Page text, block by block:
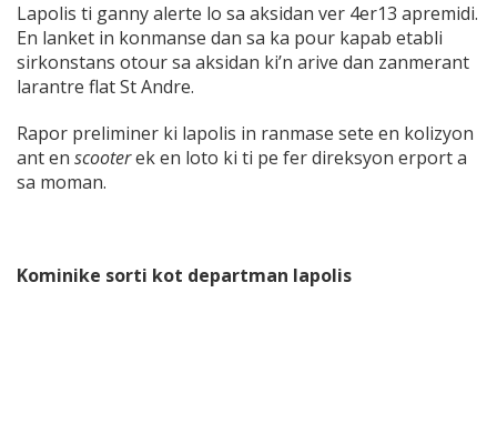
Lapolis ti ganny alerte lo sa aksidan ver 4er13 apremidi.
En lanket in konmanse dan sa ka pour kapab etabli
sirkonstans otour sa aksidan ki’n arive dan zanmerant
larantre flat St Andre.
Rapor preliminer ki lapolis in ranmase sete en kolizyon
ant en scooterek en loto ki ti pe fer direksyon erport a
sa moman.
Kominike sorti kot departman lapolis